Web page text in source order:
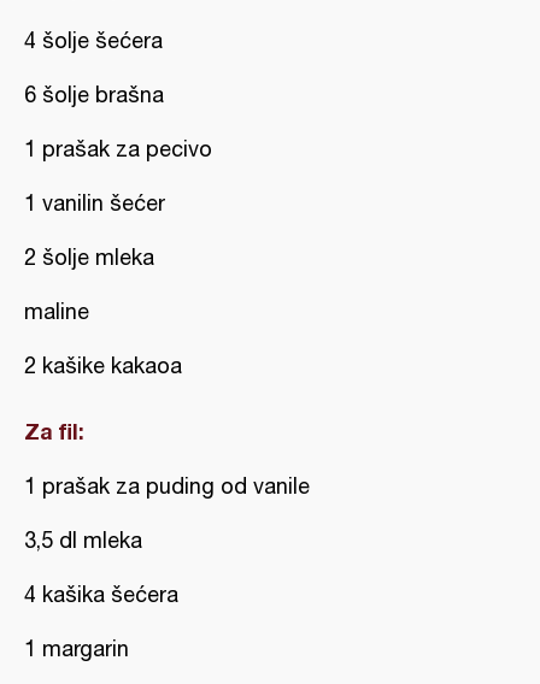
4 šolje šećera
6 šolje brašna
1 prašak za pecivo
1 vanilin šećer
2 šolje mleka
maline
2 kašike kakaoa
Za fil:
1 prašak za puding od vanile
3,5 dl mleka
4 kašika šećera
1 margarin